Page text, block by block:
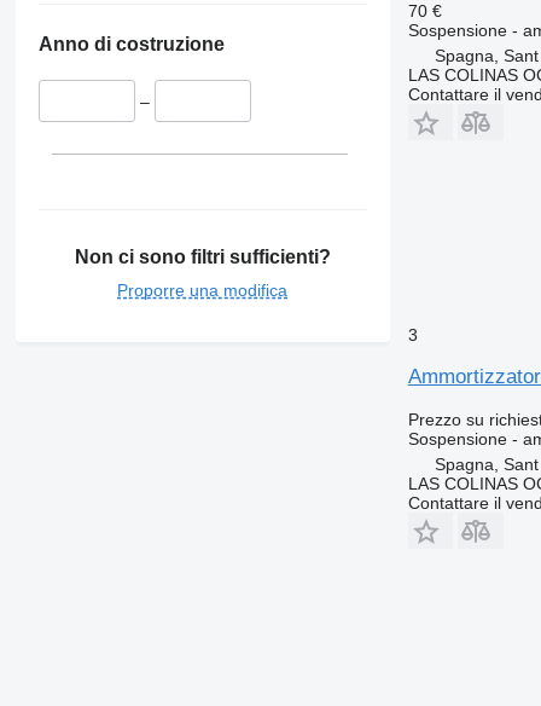
Anno di costruzione
–
Non ci sono filtri sufficienti?
Proporre una modifica
70 €
Sospensione -
Spagna,
LAS COLINAS
Contattare il
3
Prezzo su
Sospensione -
Spagna,
LAS COLINAS
Contattare il